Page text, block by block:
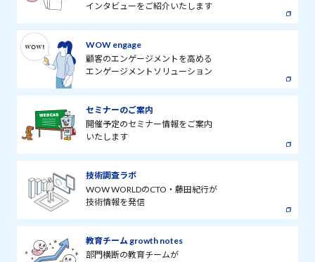
インタビューをご紹介いたします
WOW engage
顧客のエンゲージメントを高める
エンゲージメントソリューション
セミナーのご案内
開催予定のセミナー情報をご案内
いたします
技術調査ラボ
WOW WORLDのCTO・藤田紀行が
技術情報を発信
教育チーム growth notes
部門横断の教育チームが